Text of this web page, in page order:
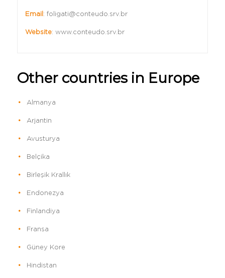
Email : foligati@conteudo.srv.br
Website: www.conteudo.srv.br
Other countries in Europe
Almanya
Arjantin
Avusturya
Belçika
Birleşik Krallık
Endonezya
Finlandiya
Fransa
Güney Kore
Hindistan